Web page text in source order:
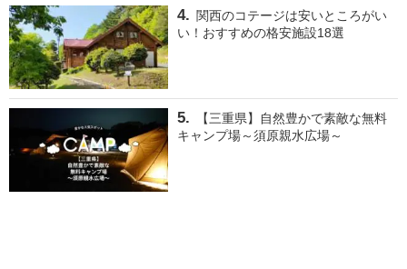
関西のコテージは安いところがい
い！おすすめの格安施設18選
【三重県】自然豊かで素敵な無料
キャンプ場～須原親水広場～